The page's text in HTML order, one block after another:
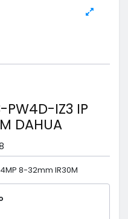
PW4D-IZ3 IP
DAHUA
8-32mm IR30M